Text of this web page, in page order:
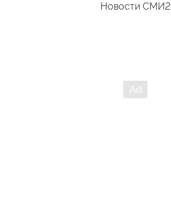
Новости СМИ2